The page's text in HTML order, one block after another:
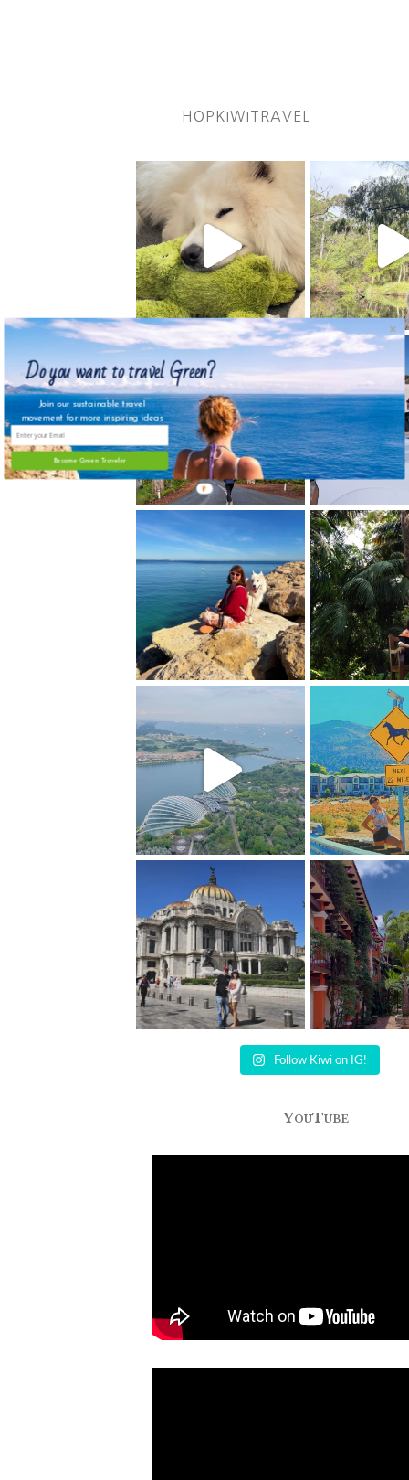
HOPKIWITRAVEL
Follow Kiwi on IG!
YouTube
Do you want to travel Green?
Join our sustainable travel
movement for more inspiring ideas
Become Green Traveler